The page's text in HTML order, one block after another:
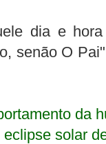
dia e
senão O
da
solar